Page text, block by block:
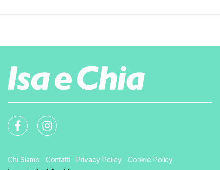
Chi Siamo Contatti Privacy Policy
Cookie Policy